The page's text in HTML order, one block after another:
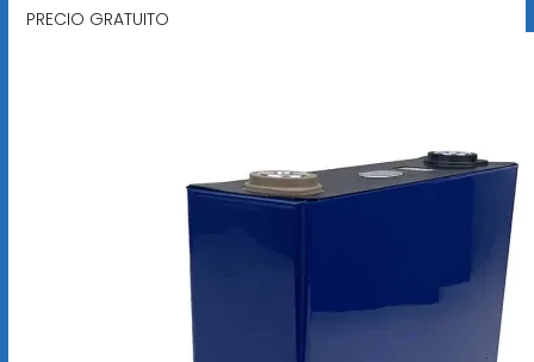
PRECIO GRATUITO